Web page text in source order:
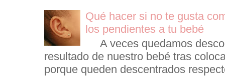
Qué hacer si no te gusta
los pendientes a tu bebé
A veces quedamos
resultado de nuestro bebé tras
porque queden descentrados